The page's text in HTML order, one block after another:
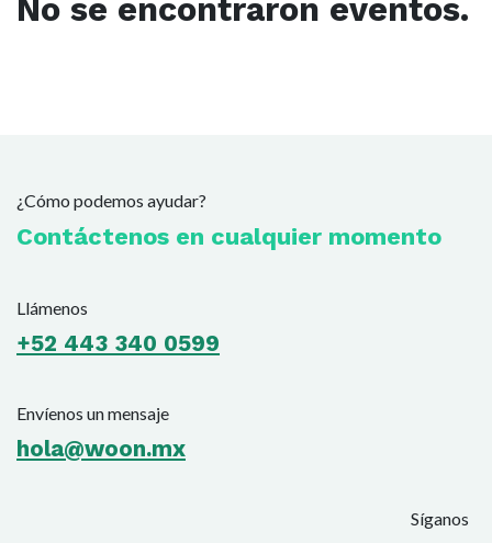
No se encontraron eventos.
¿Cómo podemos ayudar?
Contáctenos en cualquier momento
Llámenos
+52 443 340 0599
Envíenos un mensaje
hola@woon.mx
Síganos